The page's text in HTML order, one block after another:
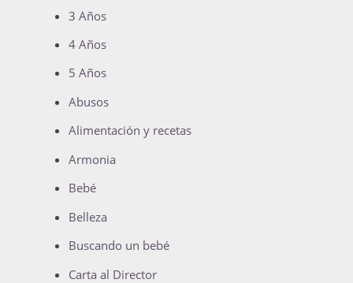
3 Años
4 Años
5 Años
Abusos
Alimentación y recetas
Armonia
Bebé
Belleza
Buscando un bebé
Carta al Director